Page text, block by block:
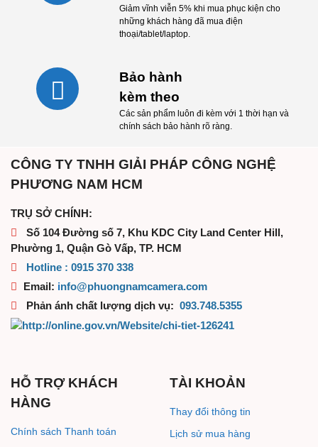
Giảm vĩnh viễn 5% khi mua phục kiện cho
những khách hàng đã mua điện
thoại/tablet/laptop.
Bảo hành
kèm theo
Các sản phẩm luôn đi kèm với 1 thời hạn và
chính sách bảo hành rõ ràng.
CÔNG TY TNHH GIẢI PHÁP CÔNG NGHỆ
PHƯƠNG NAM HCM
TRỤ SỞ CHÍNH:
Số 104 Đường số 7, Khu KDC City Land Center Hill,
Phường 1, Quận Gò Vấp, TP. HCM
Hotline : 0915 370 338
Email: info@phuongnamcamera.com
Phản ánh chất lượng dịch vụ: 093.748.5355
HỖ TRỢ KHÁCH
HÀNG
Chính sách Thanh toán
TÀI KHOẢN
Thay đổi thông tin
Lịch sử mua hàng